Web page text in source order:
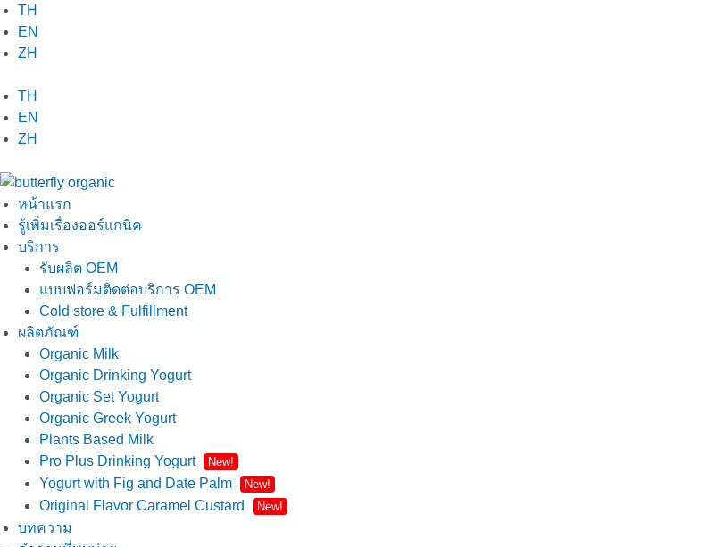
Skip
to
content
TH
EN
ZH
TH
EN
ZH
หน้าแรก
รู้เพิ่มเรื่องออร์แกนิค
บริการ
รับผลิต OEM
แบบฟอร์มติดต่อบริการ OEM
Cold store & Fulfillment
ผลิตภัณฑ์
Organic Milk
Organic Drinking Yogurt
Organic Set Yogurt
Organic Greek Yogurt
Plants Based Milk
Pro Plus Drinking Yogurt
New!
Yogurt with Fig and Date Palm New!
Original Flavor Caramel Custard New!
บทความ